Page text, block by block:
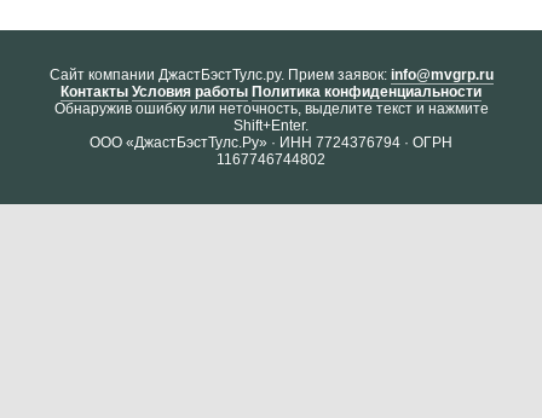
Cайт компании ДжастБэстТулс.ру. Прием заявок: info@mvgrp.ru
Контакты Условия работы Политика конфиденциальности
Обнаружив ошибку или неточность, выделите текст и нажмите
Shift+Enter.
ООО «ДжастБэстТулс.Ру» · ИНН 7724376794 · ОГРН
1167746744802